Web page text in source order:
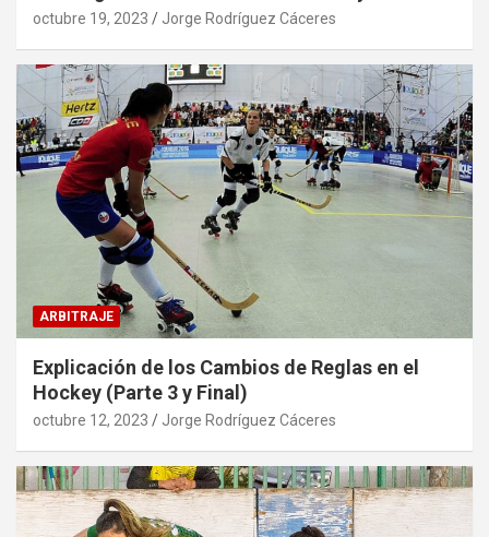
octubre 19, 2023 Jorge Rodríguez Cáceres
ARBITRAJE
Explicación de los Cambios de Reglas en el
Hockey (Parte 3 y Final)
octubre 12, 2023 Jorge Rodríguez Cáceres